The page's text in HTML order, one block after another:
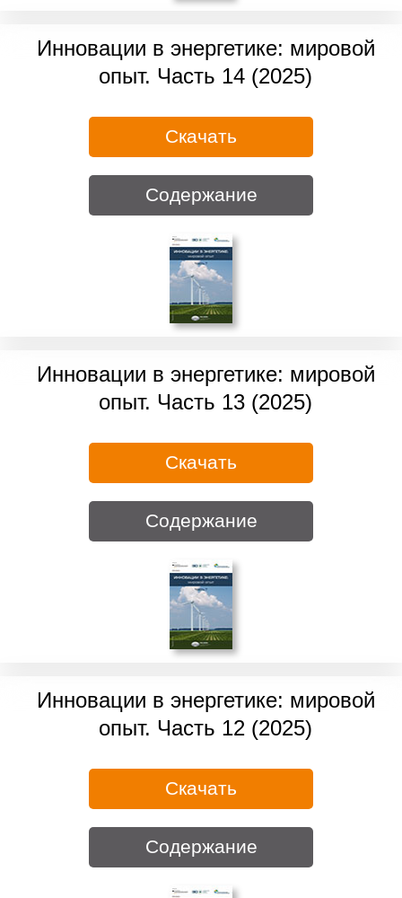
Инновации в энергетике: мировой
опыт. Часть 14 (2025)
Скачать
Содержание
Инновации в энергетике: мировой
опыт. Часть 13 (2025)
Скачать
Содержание
Инновации в энергетике: мировой
опыт. Часть 12 (2025)
Скачать
Содержание